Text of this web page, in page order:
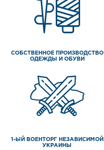
СОБСТВЕННОЕ ПРОИЗВОДСТВО
ОДЕЖДЫ И ОБУВИ
1-ЫЙ ВОЕНТОРГ НЕЗАВИСИМОЙ
УКРАИНЫ